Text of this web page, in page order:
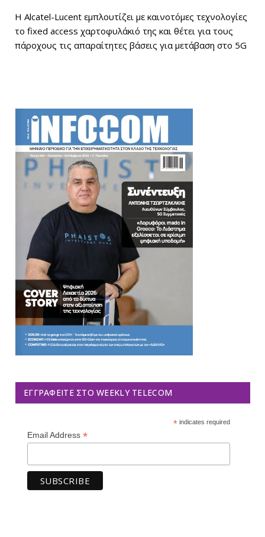
Η Alcatel-Lucent εμπλουτίζει με καινοτόμες τεχνολογίες
το fixed access χαρτοφυλάκιό της και θέτει για τους
πάροχους τις απαραίτητες βάσεις για μετάβαση στο 5G
ΕΓΓΡΑΦΕΊΤΕ ΣΤΟ WEEKLY TELECOM
*indicates required
Email Address *